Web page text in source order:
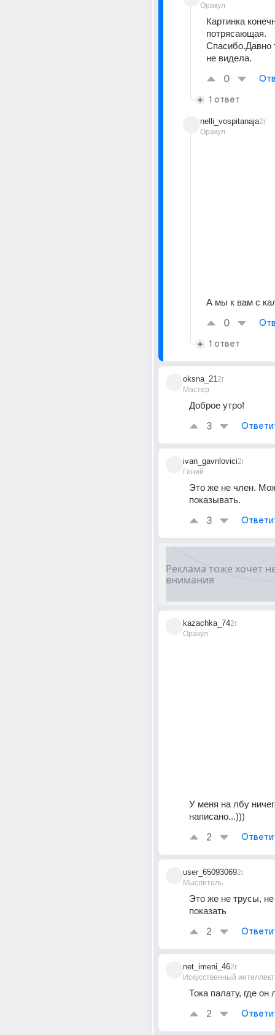
Оракул
Картинка
потрясающая.
Спасибо.Давно
не видела.
0
1 ответ
nelli_vospitanaja
Оракул
2г
А мы к вам с
0
1 ответ
oksna_21
Мастер
2г
Доброе утро!
3
ivan_gavrilovici
Гений
2г
Это же не член.
показывать.
3
kazachka_74
Оракул
2г
У меня на лбу
написано...)))
2
user_65093069
Мыслитель
2г
Это же не трусы,
показать
2
net_imeni_46
Искусственный интеллект
2г
Тока палату, где он
2